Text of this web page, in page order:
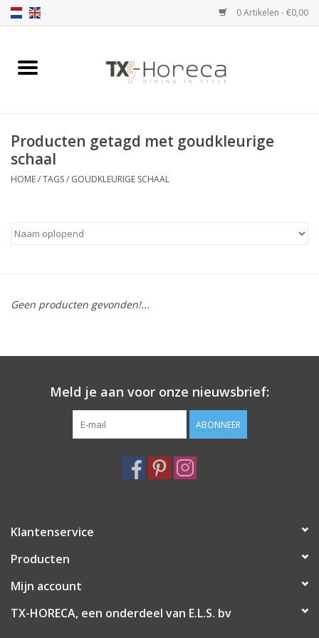
0 Artikelen - €0,00
Home
Catalogi
Merken
Producten getagd met goudkleurige
schaal
HOME/TAGS/ GOUDKLEURIGE SCHAAL
Geen producten gevonden!...
Meld je aan voor onze nieuwsbrief:
ABONNEER
Klantenservice
Producten
Mijn account
TX-HORECA, een onderdeel van E.L.S. bv